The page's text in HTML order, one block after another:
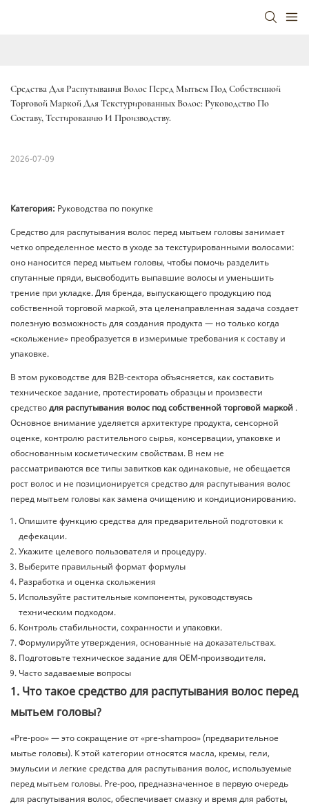
Средства Для Распутывания Волос Перед Мытьем Под Собственной
Торговой Маркой Для Текстурированных Волос: Руководство По
Составу, Тестированию И Производству.
2026-07-09
Категория: Руководства по покупке
Средство для распутывания волос перед мытьем головы занимает
четко определенное место в уходе за текстурированными волосами:
оно наносится перед мытьем головы, чтобы помочь разделить
спутанные пряди, высвободить выпавшие волосы и уменьшить
трение при укладке. Для бренда, выпускающего продукцию под
собственной торговой маркой, эта целенаправленная задача создает
полезную возможность для создания продукта — но только когда
«скольжение» преобразуется в измеримые требования к составу и
упаковке.
В этом руководстве для B2B-сектора объясняется, как составить
техническое задание, протестировать образцы и произвести
средстводля распутывания волос под собственной торговой маркой .
Основное внимание уделяется архитектуре продукта, сенсорной
оценке, контролю растительного сырья, консервации, упаковке и
обоснованным косметическим свойствам. В нем не
рассматриваются все типы завитков как одинаковые, не обещается
рост волос и не позиционируется средство для распутывания волос
перед мытьем головы как замена очищению и кондиционированию.
Опишите функцию средства для предварительной подготовки к
дефекации.
Укажите целевого пользователя и процедуру.
Выберите правильный формат формулы
Разработка и оценка скольжения
Используйте растительные компоненты, руководствуясь
техническим подходом.
Контроль стабильности, сохранности и упаковки.
Формулируйте утверждения, основанные на доказательствах.
Подготовьте техническое задание для OEM-производителя.
Часто задаваемые вопросы
1. Что такое средство для распутывания волос перед
мытьем головы?
«Pre-poo» — это сокращение от «pre-shampoo» (предварительное
мытье головы). К этой категории относятся масла, кремы, гели,
эмульсии и легкие средства для распутывания волос, используемые
перед мытьем головы. Pre-poo, предназначенное в первую очередь
для распутывания волос, обеспечивает смазку и время для работы,